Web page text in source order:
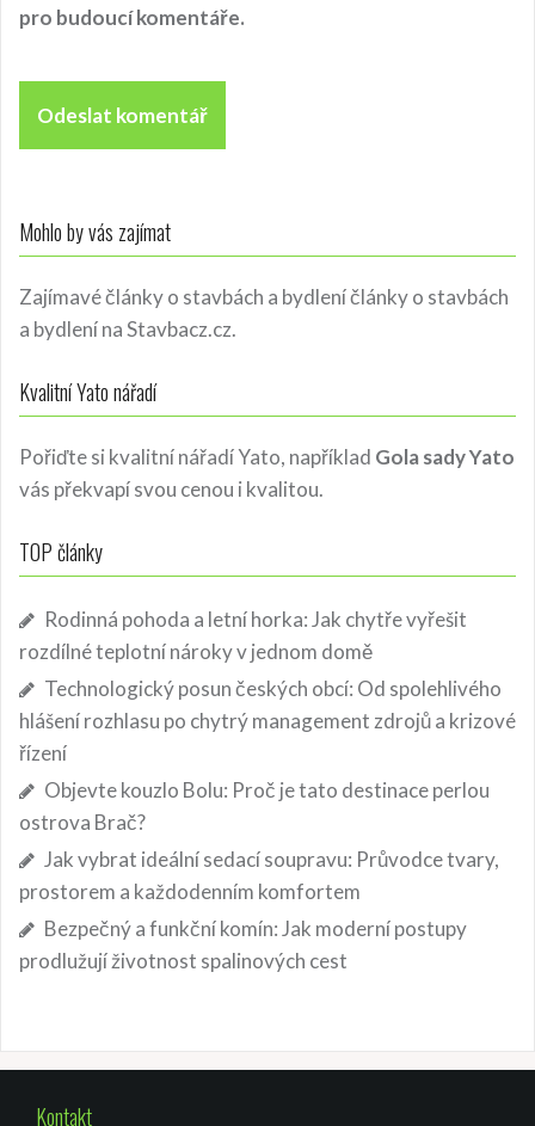
pro budoucí komentáře.
Mohlo by vás zajímat
Zajímavé články o stavbách a bydleníčlánky o stavbách
a bydlenína Stavbacz.cz.
Kvalitní Yato nářadí
Pořiďte si kvalitní nářadí Yato, například Gola sady Yato
vás překvapí svou cenou i kvalitou.
TOP články
Rodinná pohoda a letní horka: Jak chytře vyřešit
rozdílné teplotní nároky v jednom domě
Technologický posun českých obcí: Od spolehlivého
hlášení rozhlasu po chytrý management zdrojů a krizové
řízení
Objevte kouzlo Bolu: Proč je tato destinace perlou
ostrova Brač?
Jak vybrat ideální sedací soupravu: Průvodce tvary,
prostorem a každodenním komfortem
Bezpečný a funkční komín: Jak moderní postupy
prodlužují životnost spalinových cest
Kontakt